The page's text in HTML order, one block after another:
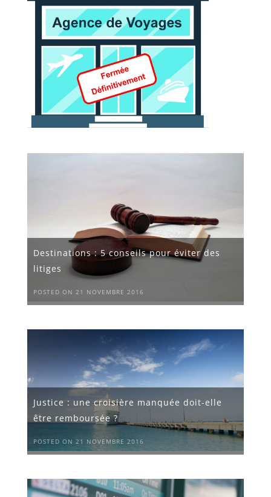
Destinations : 5 conseils pour éviter des
litiges
POSTED ON 21 NOVEMBRE 2016
Justice : une croisière manquée doit-elle
être remboursée ?
POSTED ON 21 NOVEMBRE 2016